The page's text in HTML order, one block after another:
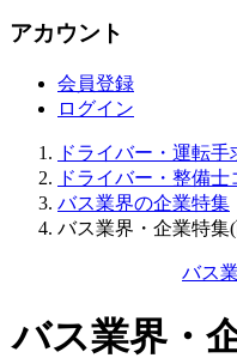
アカウント
会員登録
ログイン
ドライバー・運転手
ドライバー・整備士
バス業界の企業特集
バス業界・企業特集
バス
バス業界・